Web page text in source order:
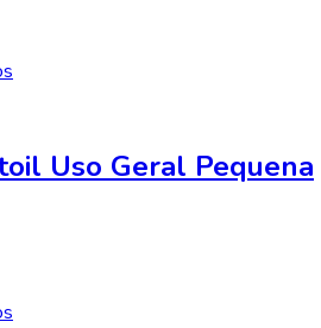
Uso Geral Pequena